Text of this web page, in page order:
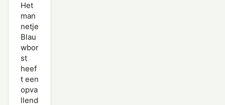
Het
man
netje
Blau
wbor
st
heef
t een
opva
llend